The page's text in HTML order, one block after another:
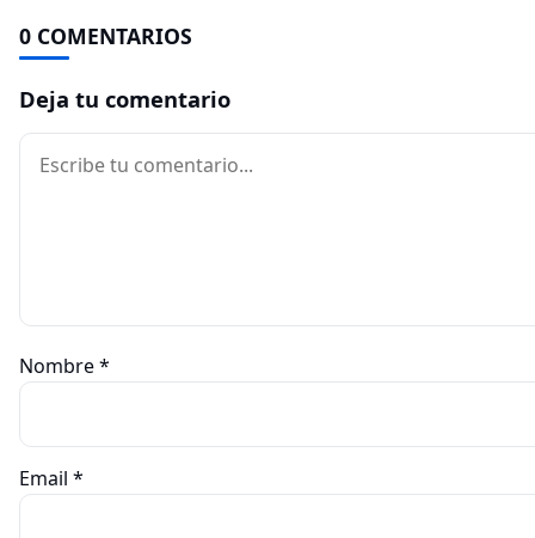
0 COMENTARIOS
Deja tu comentario
Comentario
Nombre*
Email *